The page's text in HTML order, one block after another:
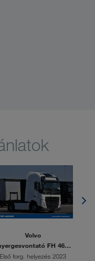
Volvo
FH 460
TC
Első forg. helyezés 2023